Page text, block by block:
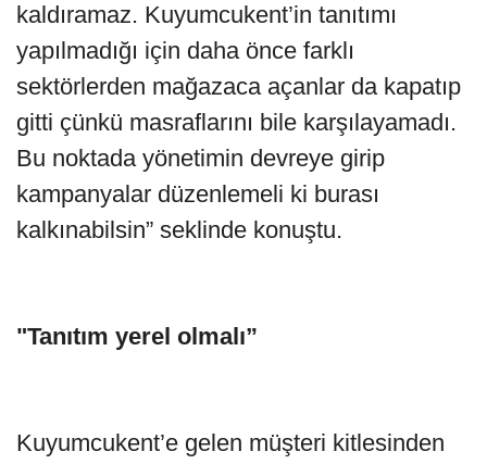
kaldıramaz. Kuyumcukent’in tanıtımı
yapılmadığı için daha önce farklı
sektörlerden mağazaca açanlar da kapatıp
gitti çünkü masraflarını bile karşılayamadı.
Bu noktada yönetimin devreye girip
kampanyalar düzenlemeli ki burası
kalkınabilsin” seklinde konuştu.
"Tanıtım yerel olmalı”
Kuyumcukent’e gelen müşteri kitlesinden